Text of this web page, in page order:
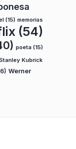
(15) memorias
(54)
poeta (15)
Kubrick
Werner